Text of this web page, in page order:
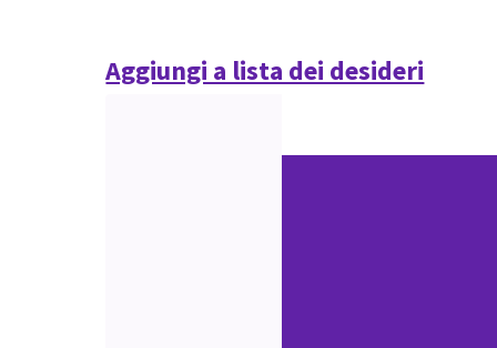
Aggiungi a lista dei desideri